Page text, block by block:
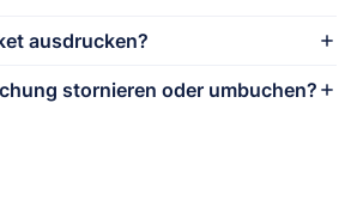
ausdrucken?
stornieren oder umbuchen?